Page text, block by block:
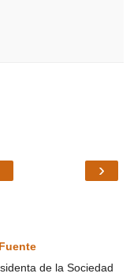
›
de la Sociedad